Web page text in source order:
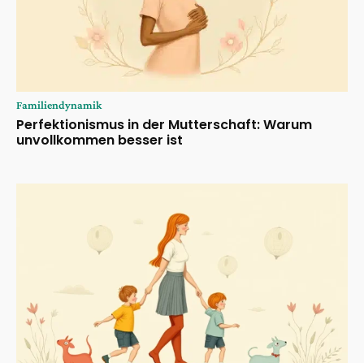
Familiendynamik
Perfektionismus in der Mutterschaft: Warum
unvollkommen besser ist